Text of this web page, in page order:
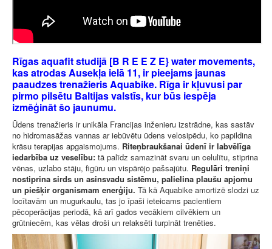
Rīgas aquafit studijā [B R E E Z E} water movements,
kas atrodas Ausekļa ielā 11, ir pieejams jaunas
paaudzes trenažieris Aquabike. Rīga ir kļuvusi par
pirmo pilsētu Baltijas valstīs, kur būs iespēja
izmēģināt šo jaunumu.
Ūdens trenažieris ir unikāla Francijas inženieru izstrādne, kas sastāv
no hidromasāžas vannas ar iebūvētu ūdens velosipēdu, ko papildina
krāsu terapijas apgaismojums. Riteņbraukšanai ūdenī ir labvēlīga
iedarbība uz veselību: tā palīdz samazināt svaru un celulītu, stiprina
vēnas, uzlabo stāju, figūru un vispārējo pašsajūtu. Regulāri treniņi
nostiprina sirds un asinsvadu sistēmu, palielina plaušu apjomu
un piešķir organismam enerģiju. Tā kā Aquabike amortizē slodzi uz
locītavām un mugurkaulu, tas jo īpaši ieteicams pacientiem
pēcoperācijas periodā, kā arī gados vecākiem cilvēkiem un
grūtniecēm, kas vēlas droši un relaksēti turpināt trenēties.